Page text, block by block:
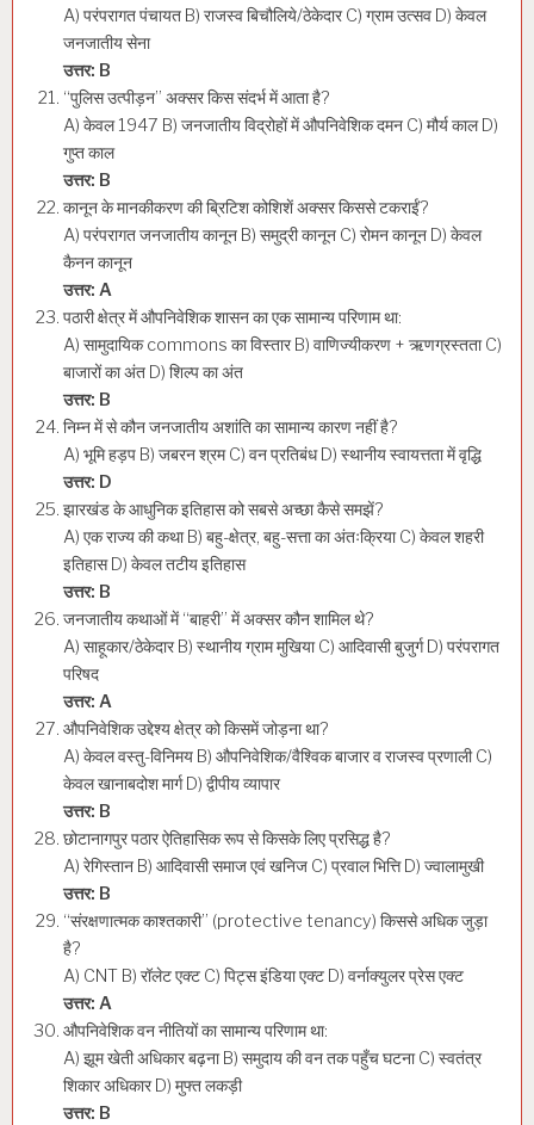
A) परंपरागत पंचायत B) राजस्व बिचौलिये/ठेकेदार C) ग्राम उत्सव D) केवल
जनजातीय सेना
उत्तर: B
“पुलिस उत्पीड़न” अक्सर किस संदर्भ में आता है?
A) केवल 1947 B) जनजातीय विद्रोहों में औपनिवेशिक दमन C) मौर्य काल D)
गुप्त काल
उत्तर: B
कानून के मानकीकरण की ब्रिटिश कोशिशें अक्सर किससे टकराईं?
A) परंपरागत जनजातीय कानून B) समुद्री कानून C) रोमन कानून D) केवल
कैनन कानून
उत्तर: A
पठारी क्षेत्र में औपनिवेशिक शासन का एक सामान्य परिणाम था:
A) सामुदायिक commons का विस्तार B) वाणिज्यीकरण + ऋणग्रस्तता C)
बाजारों का अंत D) शिल्प का अंत
उत्तर: B
निम्न में से कौन जनजातीय अशांति का सामान्य कारण नहीं है?
A) भूमि हड़प B) जबरन श्रम C) वन प्रतिबंध D) स्थानीय स्वायत्तता में वृद्धि
उत्तर: D
झारखंड के आधुनिक इतिहास को सबसे अच्छा कैसे समझें?
A) एक राज्य की कथा B) बहु-क्षेत्र, बहु-सत्ता का अंतःक्रिया C) केवल शहरी
इतिहास D) केवल तटीय इतिहास
उत्तर: B
जनजातीय कथाओं में “बाहरी” में अक्सर कौन शामिल थे?
A) साहूकार/ठेकेदार B) स्थानीय ग्राम मुखिया C) आदिवासी बुजुर्ग D) परंपरागत
परिषद
उत्तर: A
औपनिवेशिक उद्देश्य क्षेत्र को किसमें जोड़ना था?
A) केवल वस्तु-विनिमय B) औपनिवेशिक/वैश्विक बाजार व राजस्व प्रणाली C)
केवल खानाबदोश मार्ग D) द्वीपीय व्यापार
उत्तर: B
छोटानागपुर पठार ऐतिहासिक रूप से किसके लिए प्रसिद्ध है?
A) रेगिस्तान B) आदिवासी समाज एवं खनिज C) प्रवाल भित्ति D) ज्वालामुखी
उत्तर: B
“संरक्षणात्मक काश्तकारी” (protective tenancy) किससे अधिक जुड़ा
है?
A) CNT B) रॉलेट एक्ट C) पिट्स इंडिया एक्ट D) वर्नाक्युलर प्रेस एक्ट
उत्तर: A
औपनिवेशिक वन नीतियों का सामान्य परिणाम था:
A) झूम खेती अधिकार बढ़ना B) समुदाय की वन तक पहुँच घटना C) स्वतंत्र
शिकार अधिकार D) मुफ्त लकड़ी
उत्तर: B